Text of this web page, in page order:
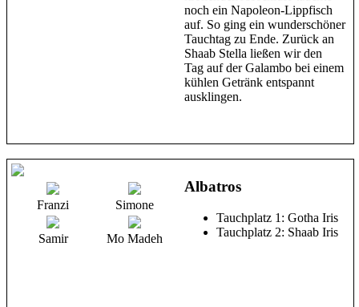
noch ein Napoleon-Lippfisch
auf. So ging ein wunderschöner
Tauchtag zu Ende. Zurück an
Shaab Stella ließen wir den
Tag auf der Galambo bei einem
kühlen Getränk entspannt
ausklingen.
Franzi Simone
Samir Mo Madeh
Albatros
Tauchplatz 1: Gotha Iris
Tauchplatz 2: Shaab Iris